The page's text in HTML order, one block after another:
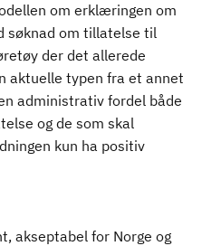
om erklæringen om
søknad om tillatelse til
der det allerede
aktuelle typen fra et annet
administrativ fordel både
og de som skal
kun ha positiv
akseptabel for Norge og